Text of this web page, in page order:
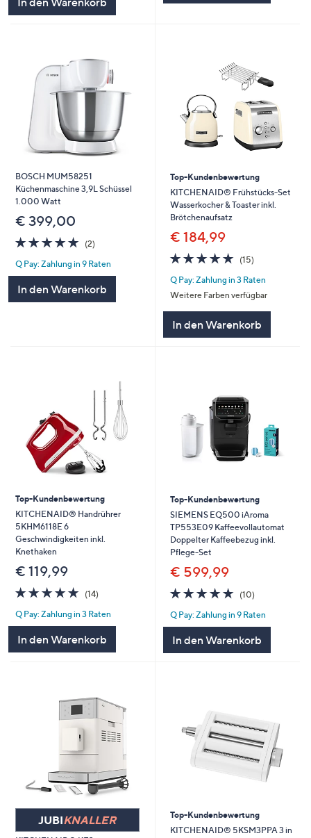
BOSCH MUM58251
Küchenmaschine 3,9L Schüssel
1.000 Watt
€ 399,00
5.0
von
5
(2)
Q Pay: Zahlung in 9 Raten
In den Warenkorb
Top-Kundenbewertung
KITCHENAID® Frühstücks-Set
Wasserkocher & Toaster inkl.
Brötchenaufsatz
€ 184,99
5.0
von
5
(15)
Q Pay: Zahlung in 3 Raten
Weitere Farben verfügbar
In den Warenkorb
Top-Kundenbewertung
KITCHENAID® Handrührer
5KHM6118E 6
Geschwindigkeiten inkl.
Knethaken
€ 119,99
4.9
von
5
(14)
Q Pay: Zahlung in 3 Raten
In den Warenkorb
Top-Kundenbewertung
SIEMENS EQ500 iAroma
TP553E09 Kaffeevollautomat
Doppelter Kaffeebezug inkl.
Pflege-Set
€ 599,99
4.9
von
5
(10)
Q Pay: Zahlung in 9 Raten
In den Warenkorb
JUBIKNALLER
Top-Kundenbewertung
KITCHENAID® 5KSM3PPA 3 in